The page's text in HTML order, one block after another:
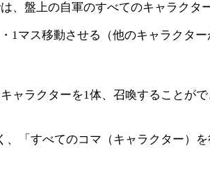
盤上の自軍のすべてのキャラクタ
・1マス移動させる（他のキャラクタ
ャラクターを1体、召喚することが
「すべてのコマ（キャラクター）